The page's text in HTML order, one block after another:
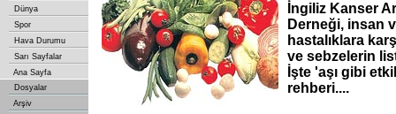
Dünya
Spor
Hava Durumu
Sarı Sayfalar
Ana Sayfa
Dosyalar
Arşiv
İngiliz Kanser
Derneği, insan
hastalıklara
ve sebzelerin
İşte 'aşı gibi
rehberi....